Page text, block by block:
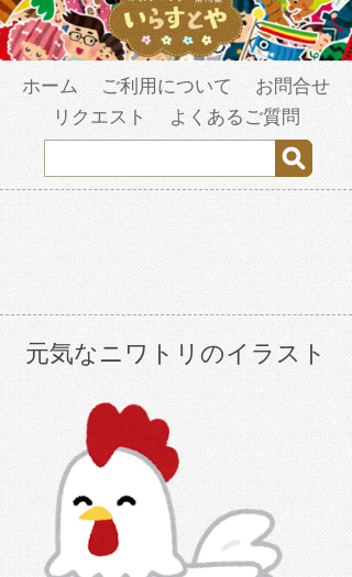
ホーム ご利用について
お問合せ
リクエスト
よくあるご質問
元気なニワトリのイラスト